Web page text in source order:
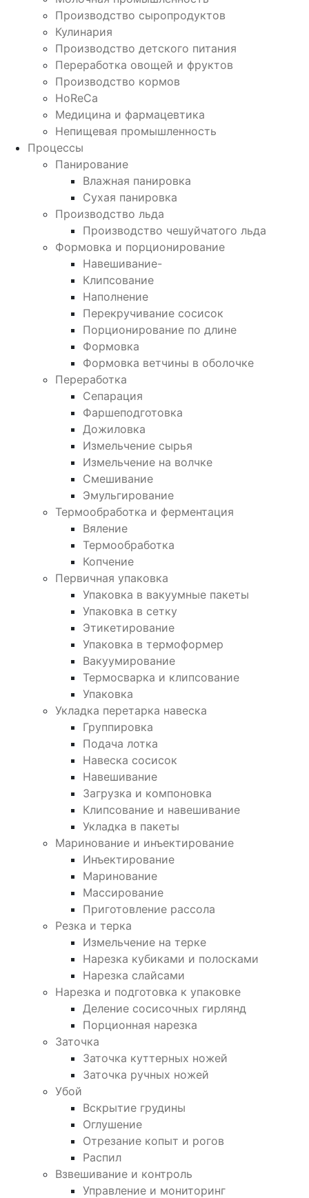
Производство сыропродуктов
Кулинария
Производство детского питания
Переработка овощей и фруктов
Производство кормов
HoReCa
Медицина и фармацевтика
Непищевая промышленность
Процессы
Панирование
Влажная панировка
Сухая панировка
Производство льда
Производство чешуйчатого льда
Формовка и порционирование
Навешивание-
Клипсование
Наполнение
Перекручивание сосисок
Порционирование по длине
Формовка
Формовка ветчины в оболочке
Переработка
Сепарация
Фаршеподготовка
Дожиловка
Измельчение сырья
Измельчение на волчке
Смешивание
Эмульгирование
Термообработка и ферментация
Вяление
Термообработка
Копчение
Первичная упаковка
Упаковка в вакуумные пакеты
Упаковка в сетку
Этикетирование
Упаковка в термоформер
Вакуумирование
Термосварка и клипсование
Упаковка
Укладка перетарка навеска
Группировка
Подача лотка
Навеска сосисок
Навешивание
Загрузка и компоновка
Клипсование и навешивание
Укладка в пакеты
Маринование и инъектирование
Инъектирование
Маринование
Массирование
Приготовление рассола
Резка и терка
Измельчение на терке
Нарезка кубиками и полосками
Нарезка слайсами
Нарезка и подготовка к упаковке
Деление сосисочных гирлянд
Порционная нарезка
Заточка
Заточка куттерных ножей
Заточка ручных ножей
Убой
Вскрытие грудины
Оглушение
Отрезание копыт и рогов
Распил
Взвешивание и контроль
Управление и мониторинг